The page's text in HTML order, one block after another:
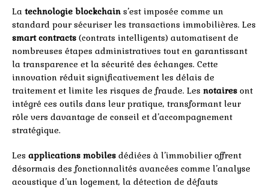
La technologie blockchain s’est imposée comme un
standard pour sécuriser les transactions immobilières. Les
smart contracts (contrats intelligents) automatisent de
nombreuses étapes administratives tout en garantissant
la transparence et la sécurité des échanges. Cette
innovation réduit significativement les délais de
traitement et limite les risques de fraude. Les notaires ont
intégré ces outils dans leur pratique, transformant leur
rôle vers davantage de conseil et d’accompagnement
stratégique.
Les applications mobiles dédiées à l’immobilier offrent
désormais des fonctionnalités avancées comme l’analyse
acoustique d’un logement, la détection de défauts